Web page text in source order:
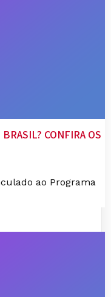
CONFIRA OS
ao Programa